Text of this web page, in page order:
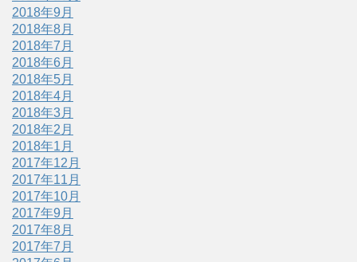
2018年9月
2018年8月
2018年7月
2018年6月
2018年5月
2018年4月
2018年3月
2018年2月
2018年1月
2017年12月
2017年11月
2017年10月
2017年9月
2017年8月
2017年7月